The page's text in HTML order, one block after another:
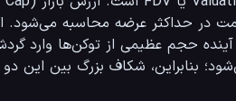
است.